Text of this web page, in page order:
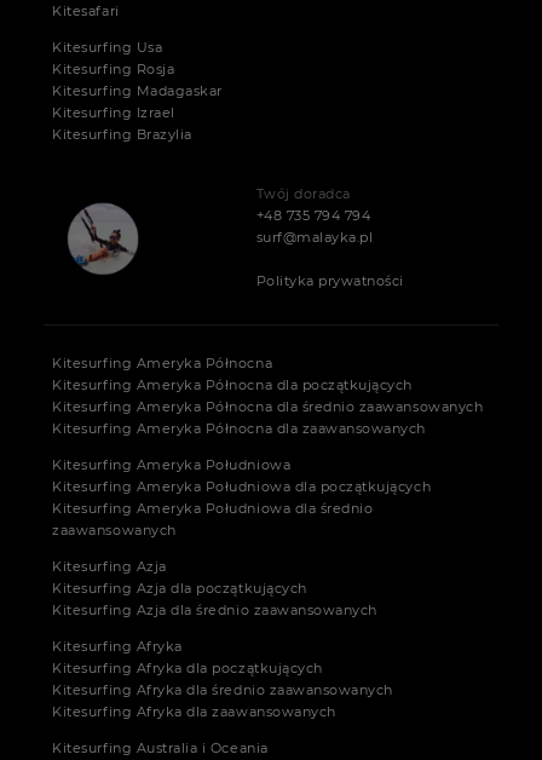
Kitesafari
Kitesurfing Usa
Kitesurfing Rosja
Kitesurfing Madagaskar
Kitesurfing Izrael
Kitesurfing Brazylia
Twój doradca
+48 735 794 794
surf@malayka.pl
Polityka prywatności
Kitesurfing Ameryka Północna
Kitesurfing Ameryka Północna dla początkujących
Kitesurfing Ameryka Północna dla średnio zaawansowanych
Kitesurfing Ameryka Północna dla zaawansowanych
Kitesurfing Ameryka Południowa
Kitesurfing Ameryka Południowa dla początkujących
Kitesurfing Ameryka Południowa dla średnio
zaawansowanych
Kitesurfing Azja
Kitesurfing Azja dla początkujących
Kitesurfing Azja dla średnio zaawansowanych
Kitesurfing Afryka
Kitesurfing Afryka dla początkujących
Kitesurfing Afryka dla średnio zaawansowanych
Kitesurfing Afryka dla zaawansowanych
Kitesurfing Australia i Oceania